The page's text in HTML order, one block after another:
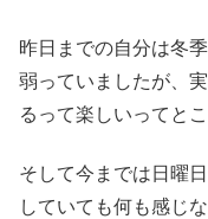
昨日までの自分は冬
弱っていましたが、
るって楽しいってと
そして今までは日曜
していても何も感じ